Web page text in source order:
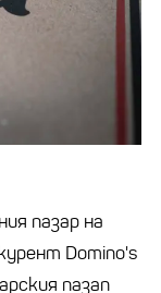
пазар на
Domino's
пазап